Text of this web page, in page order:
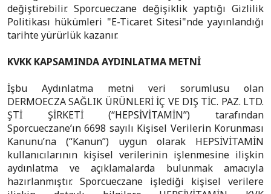
değiştirebilir. Sporcueczane değişiklik yaptığı Gizlilik
Politikası hükümleri "E-Ticaret Sitesi"nde yayınlandığı
tarihte yürürlük kazanır.
KVKK KAPSAMINDA AYDINLATMA METNİ
İşbu Aydınlatma metni veri sorumlusu olan
DERMOECZA SAĞLIK ÜRÜNLERİ İÇ VE DIŞ TİC. PAZ. LTD.
ŞTİ ŞİRKETİ (“HEPSİVİTAMİN”) tarafından
Sporcueczane’ın 6698 sayılı Kişisel Verilerin Korunması
Kanunu’na (“Kanun”) uygun olarak HEPSİVİTAMİN
kullanıcılarının kişisel verilerinin işlenmesine ilişkin
aydınlatma ve açıklamalarda bulunmak amacıyla
hazırlanmıştır. Sporcueczane işlediği kişisel verilere